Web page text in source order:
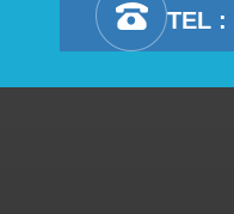
TEL :